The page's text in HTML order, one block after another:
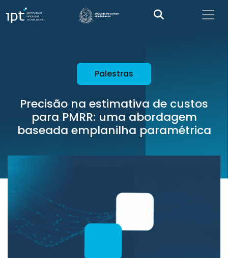
Palestras
Precisão na estimativa de custos
para PMRR: uma abordagem
baseada emplanilha paramétrica